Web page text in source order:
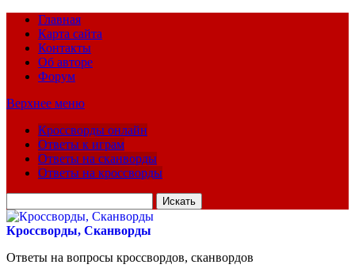
Главная
Карта сайта
Контакты
Об авторе
Форум
Верхнее меню
Кроссворды онлайн
Ответы к играм
Ответы на сканворды
Ответы на кроссворды
для:
Кроссворды, Сканворды
Ответы на вопросы кроссвордов, сканвордов